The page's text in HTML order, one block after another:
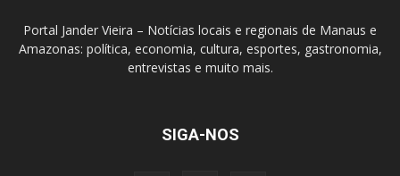
Portal Jander Vieira – Notícias locais e regionais de Manaus e
Amazonas: política, economia, cultura, esportes, gastronomia,
entrevistas e muito mais.
SIGA-NOS